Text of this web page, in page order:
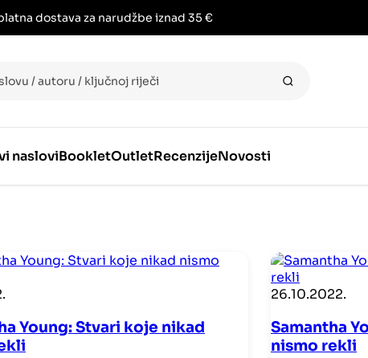
dostava za narudžbe iznad 35 €
nasloviBookletOutletRecenzijeNovosti
Young: Stvari koje nikad
26.10.2022.
Samantha
nismo rekli